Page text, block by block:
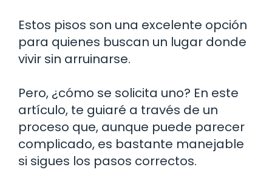
Estos pisos son una excelente opción
para quienes buscan un lugar donde
vivir sin arruinarse.
Pero, ¿cómo se solicita uno? En este
artículo, te guiaré a través de un
proceso que, aunque puede parecer
complicado, es bastante manejable
si sigues los pasos correctos.